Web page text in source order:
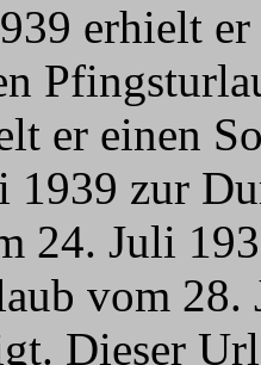
erhielt
er einen
1939 zur
24. Juli
vom
Dieser